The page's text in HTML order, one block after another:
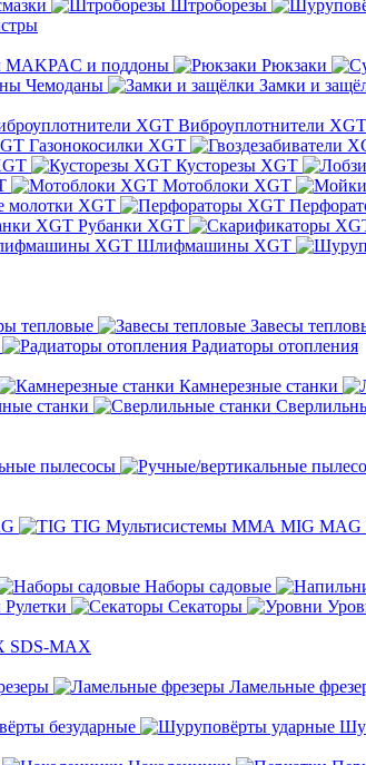
Штроборезы
MAKPAC и поддоны
Рюкзаки
Чемоданы
Замки и
Виброуплотнители XGT
Газонокосилки XGT
Кусторезы XGT
Мотоблоки XGT
молотки XGT
Рубанки XGT
Шлифмашины XGT
тепловые
Завесы
Радиаторы отопления
Камнерезные станки
станки
пылесосы
TIG Мультисистемы ММА MIG MAG
Наборы садовые
Рулетки Секаторы
SDS-MAX
Ламельные
безударные